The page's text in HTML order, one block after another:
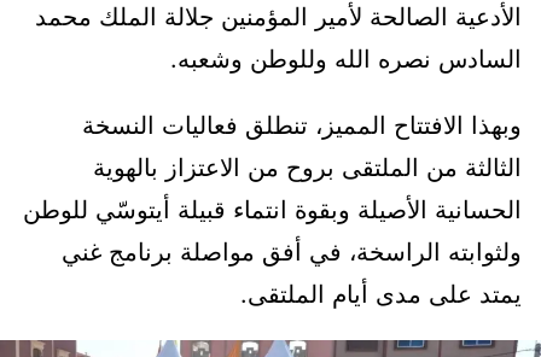
الأدعية الصالحة لأمير المؤمنين جلالة الملك محمد
السادس نصره الله وللوطن وشعبه.
وبهذا الافتتاح المميز، تنطلق فعاليات النسخة
الثالثة من الملتقى بروح من الاعتزاز بالهوية
الحسانية الأصيلة وبقوة انتماء قبيلة أيتوسّي للوطن
ولثوابته الراسخة، في أفق مواصلة برنامج غني
يمتد على مدى أيام الملتقى.